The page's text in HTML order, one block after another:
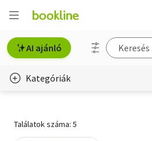
AI ajánló
Kategóriák
Találatok száma: 5